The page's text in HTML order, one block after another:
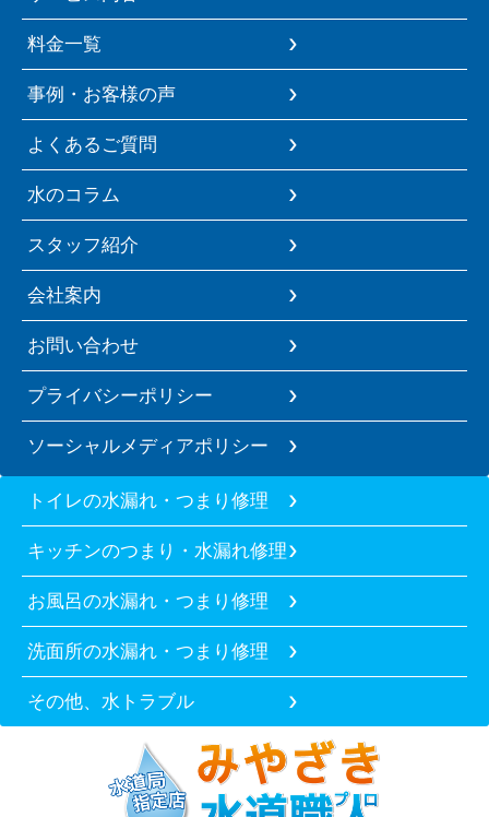
料金一覧
事例・お客様の声
よくあるご質問
水のコラム
スタッフ紹介
会社案内
お問い合わせ
プライバシーポリシー
ソーシャルメディアポリシー
トイレの水漏れ・つまり修理
キッチンのつまり・水漏れ修理
お風呂の水漏れ・つまり修理
洗面所の水漏れ・つまり修理
その他、水トラブル